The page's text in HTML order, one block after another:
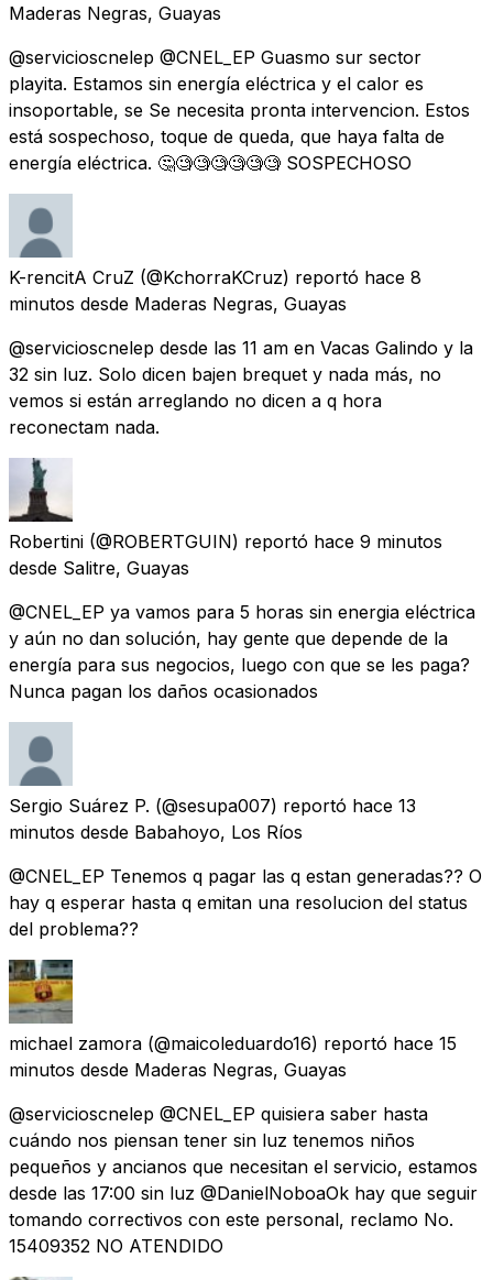
Maderas Negras, Guayas
@servicioscnelep @CNEL_EP Guasmo sur sector
playita. Estamos sin energía eléctrica y el calor es
insoportable, se Se necesita pronta intervencion. Estos
está sospechoso, toque de queda, que haya falta de
energía eléctrica. 🤔🧐🧐🧐🧐🧐🧐 SOSPECHOSO
K-rencitA CruZ (@KchorraKCruz) reportó hace 8
minutos desde Maderas Negras, Guayas
@servicioscnelep desde las 11 am en Vacas Galindo y la
32 sin luz. Solo dicen bajen brequet y nada más, no
vemos si están arreglando no dicen a q hora
reconectam nada.
Robertini (@ROBERTGUIN) reportó hace 9 minutos
desde Salitre, Guayas
@CNEL_EP ya vamos para 5 horas sin energia eléctrica
y aún no dan solución, hay gente que depende de la
energía para sus negocios, luego con que se les paga?
Nunca pagan los daños ocasionados
Sergio Suárez P. (@sesupa007) reportó hace 13
minutos desde Babahoyo, Los Ríos
@CNEL_EP Tenemos q pagar las q estan generadas?? O
hay q esperar hasta q emitan una resolucion del status
del problema??
michael zamora (@maicoleduardo16) reportó hace 15
minutos desde Maderas Negras, Guayas
@servicioscnelep @CNEL_EP quisiera saber hasta
cuándo nos piensan tener sin luz tenemos niños
pequeños y ancianos que necesitan el servicio, estamos
desde las 17:00 sin luz @DanielNoboaOk hay que seguir
tomando correctivos con este personal, reclamo No.
15409352 NO ATENDIDO